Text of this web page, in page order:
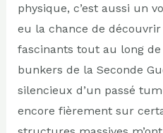
physique, c’est aussi un
eu la chance de
fascinants tout au long
bunkers de la Seconde
silencieux d’un passé
encore fièrement sur